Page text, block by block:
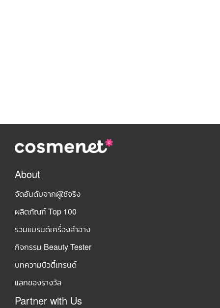
About
จัดอันดับจากผู้ใช้จริง
ผลิตภัณฑ์ Top 100
รวมแบรนด์เครื่องสำอาง
กิจกรรม Beauty Tester
บทความบิวตี้เทรนด์
แลกของรางวัล
Partner with Us